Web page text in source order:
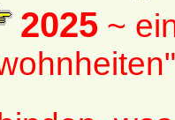
2025 ~